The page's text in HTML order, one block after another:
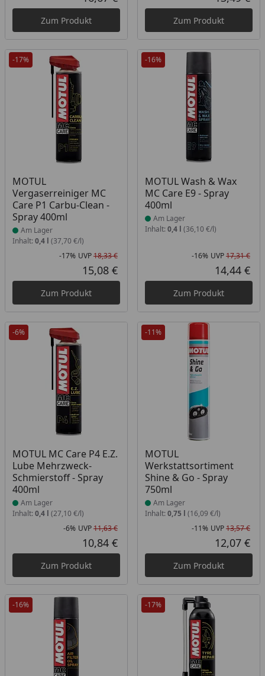
Aktueller Preis
Zum Produkt Zum Produkt
-17%
MOTUL
Vergaserreiniger MC
Care P1 Carbu-Clean -
Spray 400ml
Produkt am Lager
Am Lager
Inhalt: 0,4 l (37,70 €/l)
Rabatt in Prozent
-17%
Ursprünglicher Preis
UVP18,33 €
Aktueller Preis
15,08 €
Zum Produkt
-16%
MOTUL Wash & Wax
MC Care E9 - Spray
400ml
Produkt am Lager
Am Lager
Inhalt: 0,4 l (36,10 €/l)
-16% UVP17,31 €
14,44 €
Zum Produkt
-6%
MOTUL MC Care P4 E.Z.
Lube Mehrzweck-
Schmierstoff - Spray
400ml
Produkt am Lager
Am Lager
Inhalt: 0,4 l (27,10 €/l)
Rabatt in Prozent
-6%
Ursprünglicher Preis
UVP11,63 €
Aktueller Preis
10,84 €
Zum Produkt
-11%
MOTUL
Werkstattsortiment
Shine & Go - Spray
750ml
Produkt am Lager
Am Lager
Inhalt: 0,75 l (16,09 €/l)
-11% UVP13,57 €
12,07 €
Zum Produkt
-16% -17%